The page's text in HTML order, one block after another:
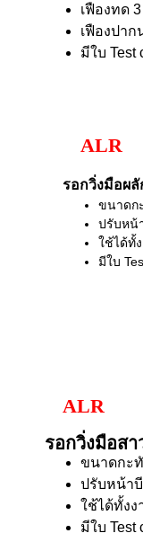
เฟืองทด
เฟืองปา
มีใบ Test
ALR
รอกวิ่งมือผ
ขนาดก
ปรับหน้
ใช้ได้ทั้
มีใบ
ALR
รอกวิ่งมือส
ขนาดกะ
ปรับหน้า
ใช้ได้ทั้งง
มีใบ Test